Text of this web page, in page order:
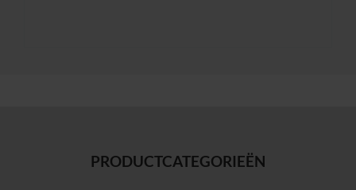
PRODUCTCATEGORIEËN